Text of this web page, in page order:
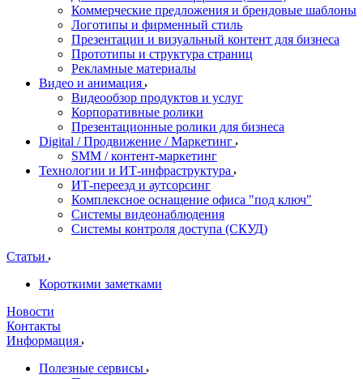
Коммерческие предложения и брендовые шаблоны
Логотипы и фирменный стиль
Презентации и визуальный контент для бизнеса
Прототипы и структура страниц
Рекламные материалы
Видео и анимация
Видеообзор продуктов и услуг
Корпоративные ролики
Презентационные ролики для бизнеса
Digital / Продвижение / Маркетинг
SMM / контент-маркетинг
Технологии и ИТ-инфраструктура
ИТ-переезд и аутсорсинг
Комплексное оснащение офиса "под ключ"
Системы видеонаблюдения
Системы контроля доступа (СКУД)
Статьи
Короткими заметками
Новости
Контакты
Информация
Полезные сервисы